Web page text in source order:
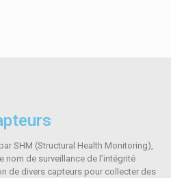
SHM (Structural Health Monitoring),
nom de surveillance de l’intégrité
de divers capteurs pour collecter des